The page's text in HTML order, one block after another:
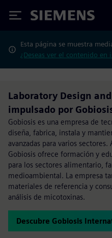
Siemens
Esta página se muestra
¿Deseas ver el contenido en
Laboratory Design
impulsado por
Gobiosis es una empresa de
diseña, fabrica, instala y
avanzadas para varios sectores.
Gobiosis ofrece formación y
para los sectores alimentario,
medioambiental. La empresa
materiales de referencia y
análisis de micotoxinas.
Descubre Gobiosis